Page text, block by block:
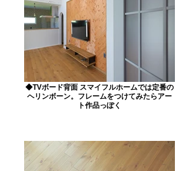
◆TVボード背面 スマイフルホームでは定番の
ヘリンボーン。フレームをつけてみたらアー
ト作品っぽく